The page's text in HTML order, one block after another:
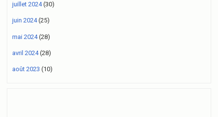
juillet 2024(30)
juin 2024(25)
mai 2024(28)
avril 2024(28)
août 2023 (10)